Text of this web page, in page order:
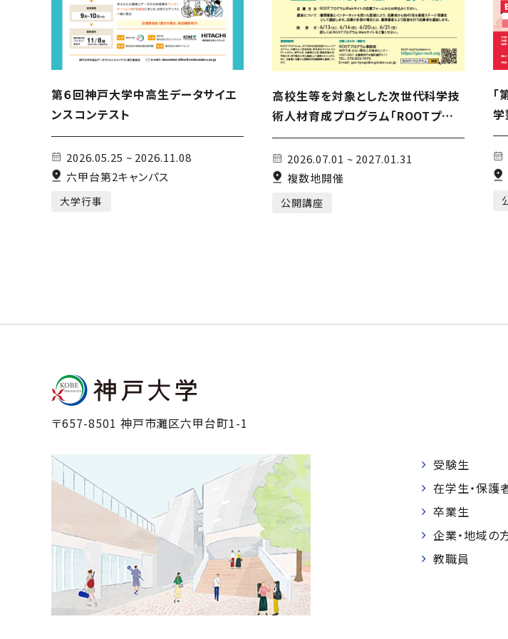
第６回神戸大学中高生データサイエ
ンスコンテスト
2026.05.25 ~ 2026.11.08
六甲台第2キャンパス
大学行事
高校生等を対象とした次世代科学技
術人材育成プログラム「ROOTプロ
グラム」の2026年度受講生を募集し
ます2026.07.01 ~ 2027.01.31
複数地開催
公開講座
学
〒657-8501 神戸市灘区六甲台町1-1
受験生
在学生・保護
卒業生
企業・地域の
教職員